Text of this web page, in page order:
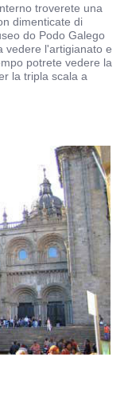
troverete una
dimenticate di
do Podo Galego
vedere l'artigianato e
potrete vedere la
la tripla scala a